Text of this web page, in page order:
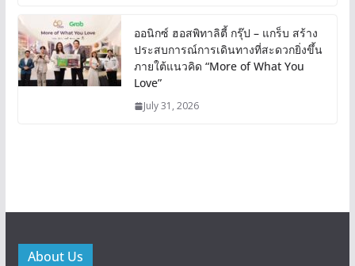
ออนิกซ์ ฮอสพิทาลิตี้ กรุ๊ป – แกร็บ สร้าง
ประสบการณ์การเดินทางที่สะดวกยิ่งขึ้น
ภายใต้แนวคิด “More of What You
Love”
July 31, 2026
About Us